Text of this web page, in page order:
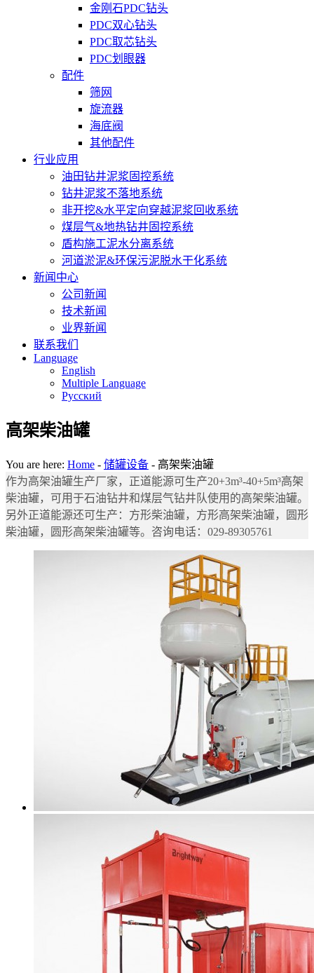
金刚石PDC钻头
PDC双心钻头
PDC取芯钻头
PDC划眼器
配件
筛网
旋流器
海底阀
其他配件
行业应用
油田钻井泥浆固控系统
钻井泥浆不落地系统
非开挖&水平定向穿越泥浆回收系统
煤层气&地热钻井固控系统
盾构施工泥水分离系统
河道淤泥&环保污泥脱水干化系统
新闻中心
公司新闻
技术新闻
业界新闻
联系我们
Language
English
Multiple Language
Русский
高架柴油罐
You are here: Home - 储罐设备 - 高架柴油罐
作为高架油罐生产厂家，正道能源可生产20+3m³-40+5m³高架
柴油罐，可用于石油钻井和煤层气钻井队使用的高架柴油罐。
另外正道能源还可生产：方形柴油罐，方形高架柴油罐，圆形
柴油罐，圆形高架柴油罐等。咨询电话：029-89305761